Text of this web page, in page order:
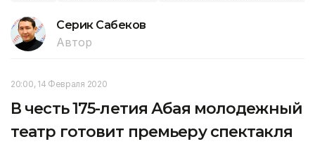
Серик Сабеков
Автор
20:00, 14 Февраля 2020
В честь 175-летия Абая молодежный
театр готовит премьеру спектакля